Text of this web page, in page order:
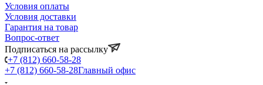
Условия оплаты
Условия доставки
Гарантия на товар
Вопрос-ответ
Подписаться на рассылку
+7 (812) 660-58-28
+7 (812) 660-58-28Главный офис